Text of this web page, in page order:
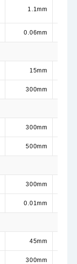
1.1mm
0.06mm
15mm
300mm
300mm
500mm
300mm
0.01mm
45mm
300mm